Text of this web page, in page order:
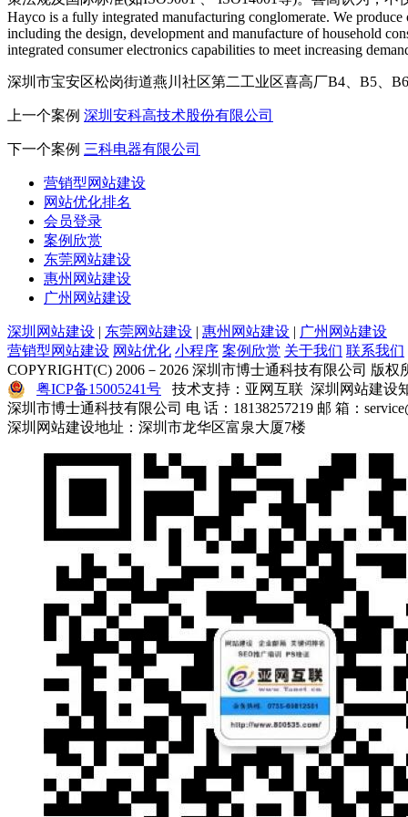
Hayco is a fully integrated manufacturing conglomerate. We
including the design, development and manufacture of household
integrated consumer electronics capabilities to meet increasing
深圳市宝安区松岗街道燕川社区第二工业区喜高厂B4、B5、
上一个案例 深圳安科高技术股份有限公司
下一个案例 三科电器有限公司
营销型网站建设
网站优化排名
会员登录
案例欣赏
东莞网站建设
惠州网站建设
广州网站建设
深圳网站建设 | 东莞网站建设 | 惠州网站建设 | 广州网站建设
营销型网站建设 网站优化 小程序 案例欣赏 关于我们 联系我们
COPYRIGHT(C) 2006－2026 深圳市博士通科技有限公司 版权
粤ICP备15005241号 技术支持：亚网互联 深圳网站建设
深圳市博士通科技有限公司 电 话：18138257219 邮 箱：
深圳网站建设地址：深圳市龙华区富泉大厦7楼